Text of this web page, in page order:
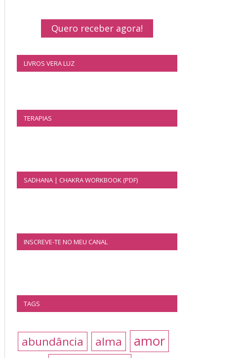
Quero receber agora!
LIVROS VERA LUZ
TERAPIAS
SADHANA | CHAKRA WORKBOOK (PDF)
INSCREVE-TE NO MEU CANAL
TAGS
abundância alma amor